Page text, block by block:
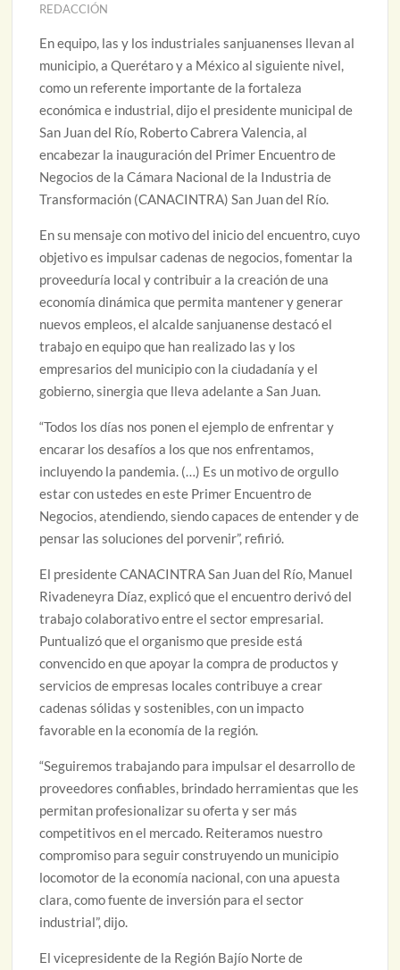
REDACCIÓN
En equipo, las y los industriales sanjuanenses llevan al
municipio, a Querétaro y a México al siguiente nivel,
como un referente importante de la fortaleza
económica e industrial, dijo el presidente municipal de
San Juan del Río, Roberto Cabrera Valencia, al
encabezar la inauguración del Primer Encuentro de
Negocios de la Cámara Nacional de la Industria de
Transformación (CANACINTRA) San Juan del Río.
En su mensaje con motivo del inicio del encuentro, cuyo
objetivo es impulsar cadenas de negocios, fomentar la
proveeduría local y contribuir a la creación de una
economía dinámica que permita mantener y generar
nuevos empleos, el alcalde sanjuanense destacó el
trabajo en equipo que han realizado las y los
empresarios del municipio con la ciudadanía y el
gobierno, sinergia que lleva adelante a San Juan.
“Todos los días nos ponen el ejemplo de enfrentar y
encarar los desafíos a los que nos enfrentamos,
incluyendo la pandemia. (…) Es un motivo de orgullo
estar con ustedes en este Primer Encuentro de
Negocios, atendiendo, siendo capaces de entender y de
pensar las soluciones del porvenir”, refirió.
El presidente CANACINTRA San Juan del Río, Manuel
Rivadeneyra Díaz, explicó que el encuentro derivó del
trabajo colaborativo entre el sector empresarial.
Puntualizó que el organismo que preside está
convencido en que apoyar la compra de productos y
servicios de empresas locales contribuye a crear
cadenas sólidas y sostenibles, con un impacto
favorable en la economía de la región.
“Seguiremos trabajando para impulsar el desarrollo de
proveedores confiables, brindado herramientas que les
permitan profesionalizar su oferta y ser más
competitivos en el mercado. Reiteramos nuestro
compromiso para seguir construyendo un municipio
locomotor de la economía nacional, con una apuesta
clara, como fuente de inversión para el sector
industrial”, dijo.
El vicepresidente de la Región Bajío Norte de